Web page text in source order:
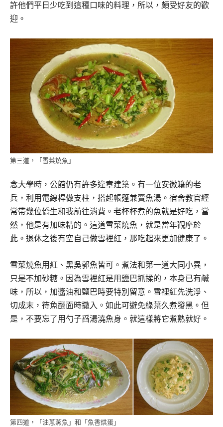
許他們平日少吃到這種口味的料理，所以，頗受好友的歡
迎。
第三道，「雪菜燒魚」
念大學時，公館仍有許多違章建築。有一位安徽籍的老
兵，利用電線桿做支柱，搭起帳篷兼賣魚湯。宿舍教官經
常帶幾位僑生和我前往消費。老杯杯煮的魚就是好吃，當
然，他是有加味精的。這道雪菜燒魚，就是當年觀摩於
此。退休之後有空自己做雪裡紅，那吃起來更加健康了。
雪菜燒魚用紅、黑吳郭魚皆可。煮法和第一道大同小異，
只是不加砂糖。因為雪裡紅是用鹽巴抓揉的，本身已有鹹
味，所以，加醬油和鹽巴時要特別留意。雪裡紅先洗淨、
切成末，待魚翻面時撒入。如此可避免綠葉久煮發黑。但
是，不要忘了用勺子舀湯澆魚身。就這樣將它煮熟就好。
第四道，「油蔥蒸魚」和「魚香烘蛋」